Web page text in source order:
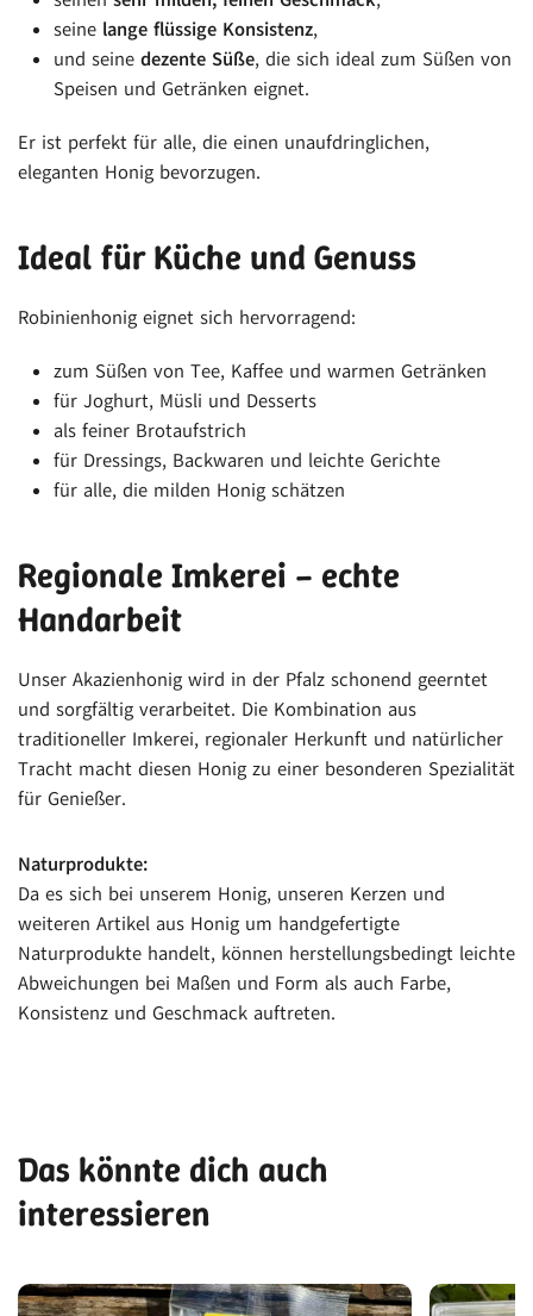
seine lange flüssige Konsistenz,
und seine dezente Süße, die sich ideal zum Süßen von
Speisen und Getränken eignet.
Er ist perfekt für alle, die einen unaufdringlichen,
eleganten Honig bevorzugen.
Ideal für Küche und Genuss
Robinienhonig eignet sich hervorragend:
zum Süßen von Tee, Kaffee und warmen Getränken
für Joghurt, Müsli und Desserts
als feiner Brotaufstrich
für Dressings, Backwaren und leichte Gerichte
für alle, die milden Honig schätzen
Regionale Imkerei – echte
Handarbeit
Unser Akazienhonig wird in der Pfalz schonend geerntet
und sorgfältig verarbeitet. Die Kombination aus
traditioneller Imkerei, regionaler Herkunft und natürlicher
Tracht macht diesen Honig zu einer besonderen Spezialität
für Genießer.
Naturprodukte:
Da es sich bei unserem Honig, unseren Kerzen und
weiteren Artikel aus Honig um handgefertigte
Naturprodukte handelt, können herstellungsbedingt leichte
Abweichungen bei Maßen und Form als auch Farbe,
Konsistenz und Geschmack auftreten.
Das könnte dich auch
interessieren